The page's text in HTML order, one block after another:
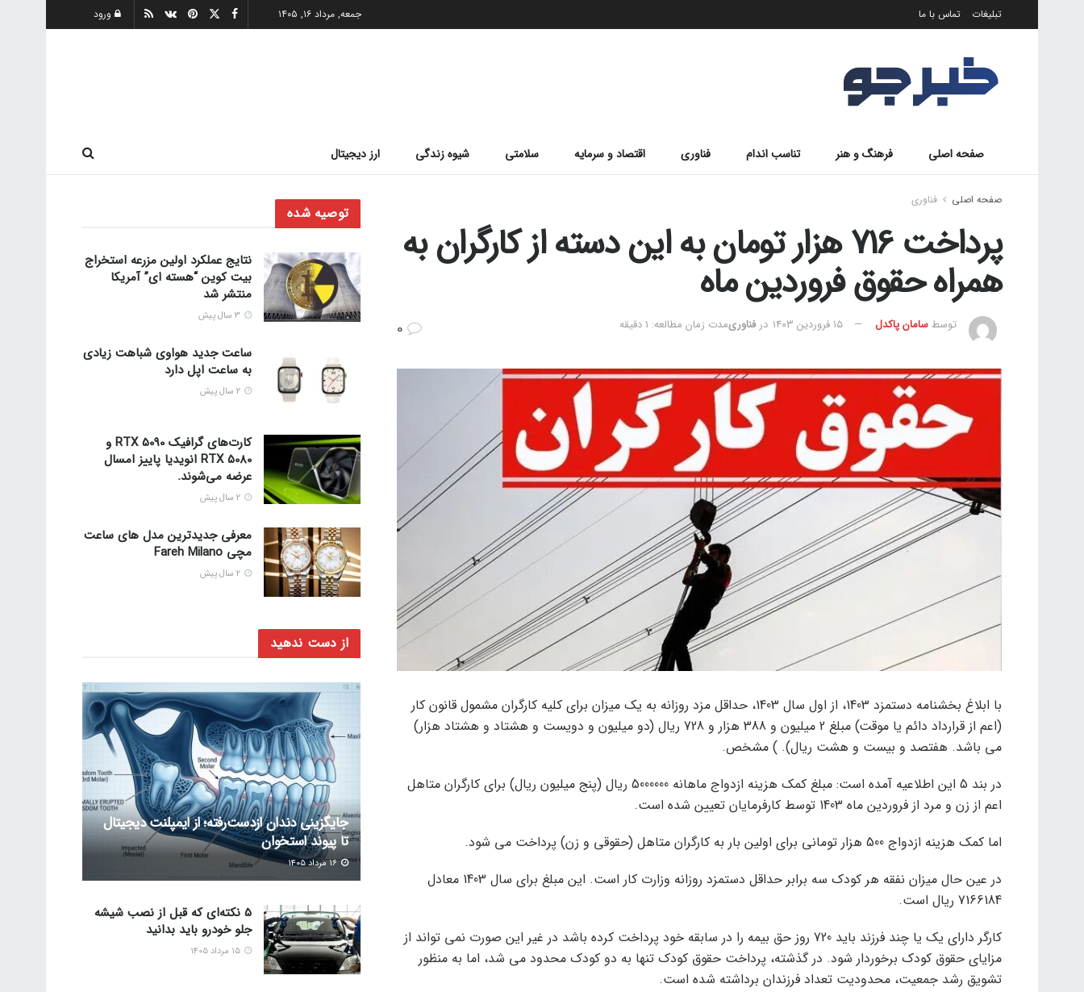
تبلیغات تماس با ما جمعه, مرداد ۱۶, ۱۴۰۵ ورود
صفحه اصلی فرهنگ و هنر تناسب اندام فناوری اقتصاد و سرمایه سلامتی شیوه زندگی ارز دیجیتال
صفحه اصلی فناوری
پرداخت 716 هزار تومان به این دسته از کارگران به
همراه حقوق فروردین ماه
توسطسامان پاکدل ۱۵ فروردین ۱۴۰۳ در فناوریمدت زمان مطالعه: 1 دقیقه
با ابلاغ بخشنامه دستمزد 1403، از اول سال 1403، حداقل مزد روزانه به یک میزان برای کلیه کارگران مشمول قانون کار
(اعم از قرارداد دائم یا موقت) مبلغ 2 میلیون و 388 هزار و 728 ریال (دو میلیون و دویست و هشتاد و هشتاد هزار)
می باشد. هفتصد و بیست و هشت ریال). ) مشخص.
در بند 5 این اطلاعیه آمده است: مبلغ کمک هزینه ازدواج ماهانه 5000000 ریال (پنج میلیون ریال) برای کارگران متاهل
اعم از زن و مرد از فروردین ماه 1403 توسط کارفرمایان تعیین شده است.
اما کمک هزینه ازدواج 500 هزار تومانی برای اولین بار به کارگران متاهل (حقوقی و زن) پرداخت می شود.
در عین حال میزان نفقه هر کودک سه برابر حداقل دستمزد روزانه وزارت کار است. این مبلغ برای سال 1403 معادل
7166184 ریال است.
کارگر دارای یک یا چند فرزند باید 720 روز حق بیمه را در سابقه خود پرداخت کرده باشد در غیر این صورت نمی تواند از
مزایای حقوق کودک برخوردار شود. در گذشته، پرداخت حقوق کودک تنها به دو کودک محدود می شد، اما به منظور
تشویق رشد جمعیت، محدودیت تعداد فرزندان برداشته شده است.
توصیه شده
نتایج عملکرد اولین مزرعه استخراج
بیت کوین “هسته ای” آمریکا
منتشر شد
ساعت جدید هواوی شباهت زیادی
به ساعت اپل دارد
کارت‌های گرافیک 5090 RTX و
5080 RTX انویدیا پاییز امسال
عرضه می‌شوند.
معرفی جدیدترین مدل های ساعت
مچی Fareh Milano
از دست ندهید
جایگزینی دندان ازدست‌رفته؛ از ایمپلنت دیجیتال
تا پیوند استخوان
۱۶ مرداد ۱۴۰۵
5 نکته‌ای که قبل از نصب شیشه
جلو خودرو باید بدانید